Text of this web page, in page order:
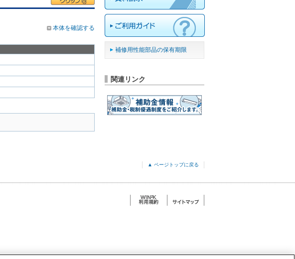
本体を確認する
補修用性能部品の保有期限
関連リンク
▲ ページトップに戻る